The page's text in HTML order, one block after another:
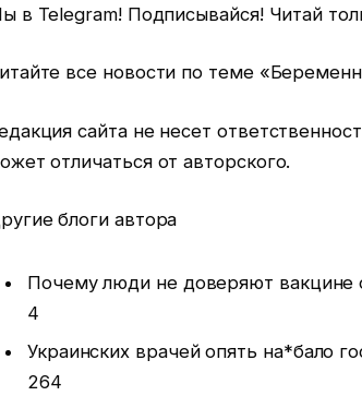
в Telegram! Подписывайся! Читай
все новости по теме
сайта не несет
отличаться от авторского.
блоги автора
Почему люди не доверяют вакцине
4
Украинских врачей опять на*бало
264